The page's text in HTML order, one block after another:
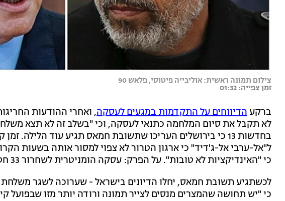
צילום תמונה ראשית: אוליבייה פיטוסי, פלאש 90
זמן צפייה: 01:32
ברקע הדיווחים על התקדמות במגעים לעסקה, ואחרי ההודעות
לא תקבל את סיום המלחמה כתנאי לעסקה, וכי "בשלב זה לא תצא
בחדשות 13 כי בירושלים העריכו שתשובת חמאס תגיע עוד
ל"אל-ערבי אל-ג'דיד" כי ארגון הטרור לא צפוי למסור אותה בשעות
כי "האינדיקציות לא טובות". על הפרק: עסקה הומניטרית לשחרור 33 חטופים ישראלים.
לכשתגיע תשובת חמאס, יחלו הדיונים בישראל - שערוכה לשגר משלחת
כי "יש תחושה שהמצרים מנסים לצייר תמונה ורודה יותר מזו שבפועל